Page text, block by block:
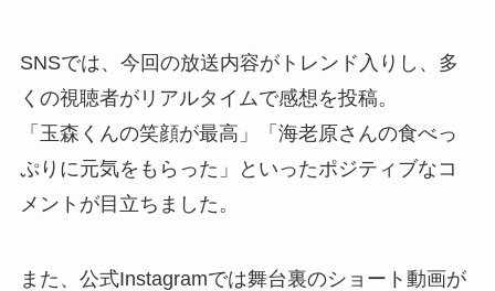
SNSでは、今回の放送内容がトレンド入りし、多
くの視聴者がリアルタイムで感想を投稿。
「玉森くんの笑顔が最高」「海老原さんの食べっ
ぷりに元気をもらった」といったポジティブなコ
メントが目立ちました。
また、公式Instagramでは舞台裏のショート動画が